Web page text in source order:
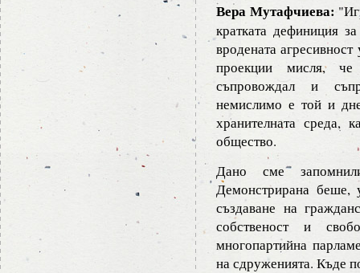
Вера Мутафчиева:
кратката дефиниция
вродената
проекции мисля,
съпровождал и
немислимо е той и
хранителната среда,
общество.
Дано сме
Демонстрирана беше,
създаване на
собственост и
многопартийна
на сдруженията. Къде